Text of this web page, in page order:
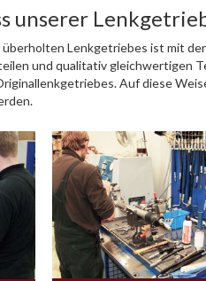
unserer
Lenkgetriebes ist mit
und qualitativ gleichwertigen
Auf diese